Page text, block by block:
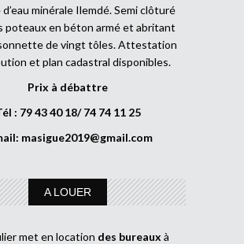
minérale Ilemdé. Semi clôturé
poteaux en béton armé et abritant
de vingt tôles. Attestation
et plan cadastral disponibles.
Prix à débattre
: 79 43 40 18/ 74 74 11 25
masigue2019@gmail.com
A LOUER
met en location des bureaux à